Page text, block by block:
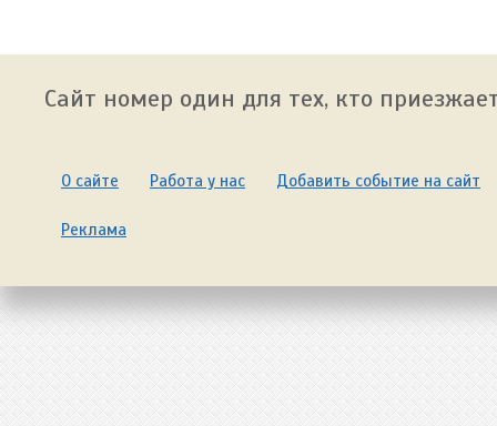
Сайт номер один для тех, кто
О сайте Работа у нас Добавить событие на сайт
Реклама